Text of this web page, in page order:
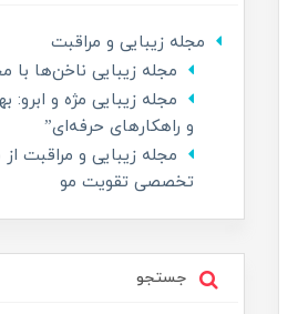
مجله زیبایی و مراقبت
مجله زیبایی ناخن‌ها با
مجله زیبایی مژه و
و راهکارهای حرفه‌ای”
مجله زیبایی و مراقبت
تخصصی تقویت مو
جستجو